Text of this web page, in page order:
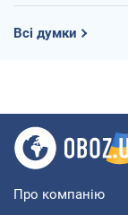
Всі думки
Про компанію